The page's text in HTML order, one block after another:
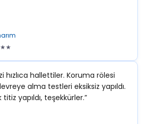
hızlıca hallettiler. Koruma rölesi
alma testleri eksiksiz yapıldı.
yapıldı, teşekkürler.”